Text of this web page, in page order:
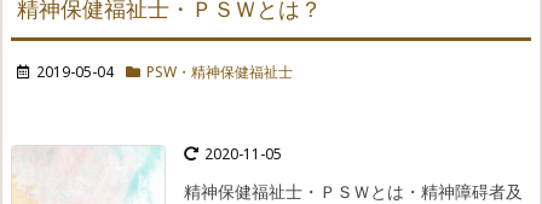
精神保健福祉士・ＰＳＷとは？
2019-05-04 PSW・精神保健福祉士
2020-11-05
精神保健福祉士・ＰＳＷとは ・精神障碍者及